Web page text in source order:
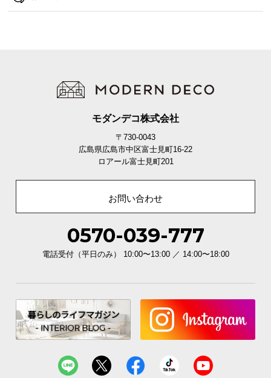
モダンデコ株式会社
〒730-0043
広島県広島市中区富士見町16-22
ロアール富士見町201
お問い合わせ
0570-039-777
電話受付（平日のみ） 10:00〜13:00 ／ 14:00〜18:00